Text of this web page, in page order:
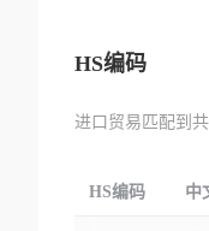
HS编码
进口贸易匹配到
HS编码 中